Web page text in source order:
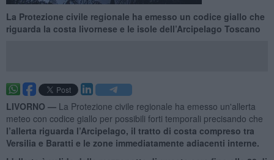
La Protezione civile regionale ha emesso un codice giallo che
riguarda la costa livornese e le isole dell’Arcipelago Toscano
LIVORNO — La Protezione civile regionale ha emesso un'allerta
meteo con codice giallo per possibili forti temporali precisando che
l’allerta riguarda l’Arcipelago, il tratto di costa compreso tra
Versilia e Baratti e le zone immediatamente adiacenti interne.